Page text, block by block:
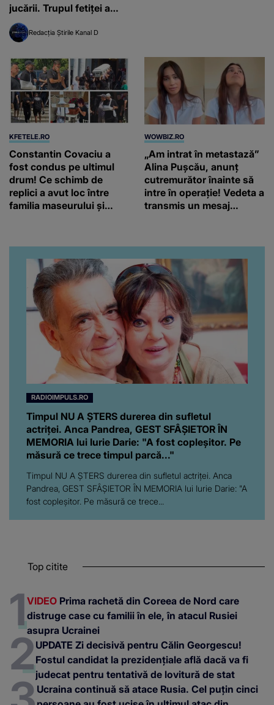
jucării. Trupul fetiței a
fost pus într-un sicriu
alb: „Iubirea noastră, de
Redacția Știrile Kanal D
KFETELE.RO
Constantin Covaciu a
fost condus pe ultimul
drum! Ce schimb de
replici a avut loc între
familia maseurului și
obrazul.”
WOWBIZ.RO
„Am intrat în metastază”
Alina Pușcău, anunț
cutremurător înainte să
intre în operație! Vedeta a
transmis un mesaj
RADIOIMPULS.RO
Timpul NU A ȘTERS durerea din sufletul
actriței. Anca Pandrea, GEST SFÂȘIETOR ÎN
MEMORIA lui Iurie Darie: "A fost copleșitor. Pe
măsură ce trece timpul parcă..."
Timpul NU A ȘTERS durerea din sufletul actriței. Anca
Pandrea, GEST SFÂȘIETOR ÎN MEMORIA lui Iurie Darie: "A
fost copleșitor. Pe măsură ce trece...
Top citite
VIDEO Prima rachetă din Coreea de Nord care
distruge case cu familii în ele, în atacul Rusiei
asupra Ucrainei
UPDATE Zi decisivă pentru Călin Georgescu!
Fostul candidat la prezidențiale află dacă va fi
judecat pentru tentativă de lovitură de stat
Ucraina continuă să atace Rusia. Cel puțin cinci